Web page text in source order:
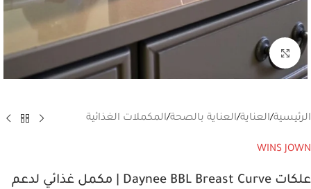
انقر للتكبير
الرئيسية/العناية/العناية بالصحة/المكملات الغذائية
WINS JOWN
علكات Daynee BBL Breast Curve | مكمل غذائي لدعم